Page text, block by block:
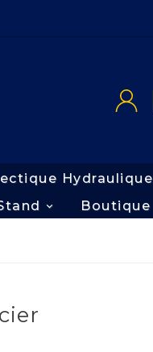
Hydraulique
Boutique